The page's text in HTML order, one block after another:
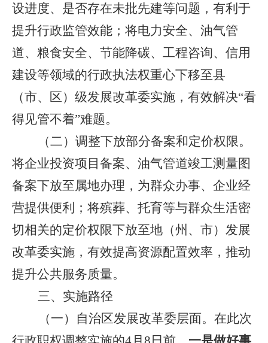
设进度、是否存在未批先建等问题，有利于
提升行政监管效能；将电力安全、油气管
道、粮食安全、节能降碳、工程咨询、信用
建设等领域的行政执法权重心下移至县
（市、区） 级发展改革委实施，有效解决“看
得见管不着”难题。
（二）调整下放部分备案和定价权限。
将企业投资项目备案、油气管道竣工测量图
备案下放至属地办理，为群众办事、企业经
营提供便利；将殡葬、托育等与群众生活密
切相关的定价权限下放至地（州、市）发展
改革委实施，有效提高资源配置效率，推动
提升公共服务质量。
三、实施路径
（一）自治区发展改革委层面。 在此次